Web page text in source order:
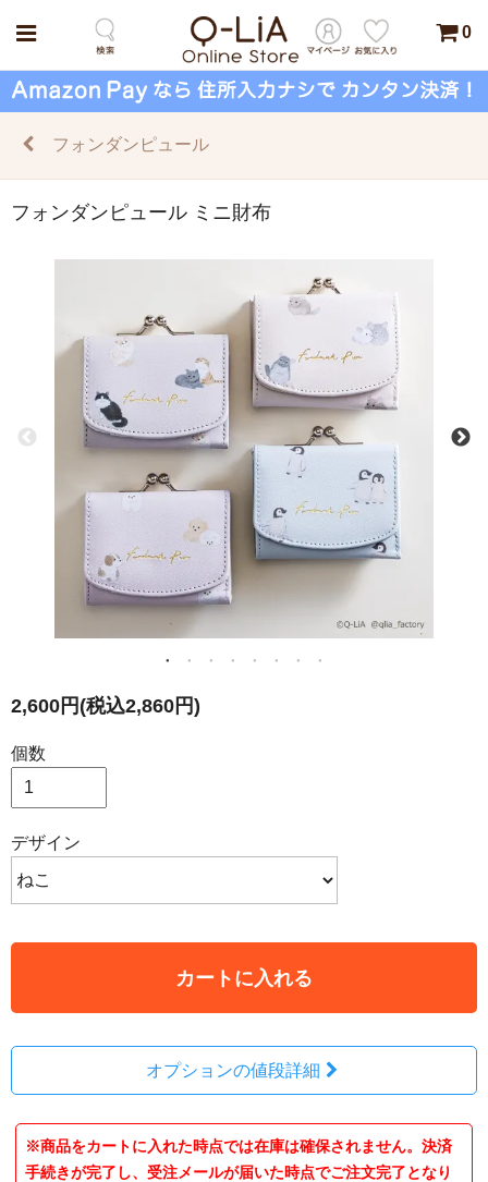
0
フォンダンピュール
フォンダンピュール ミニ財布
2,600円(税込2,860円)
個数
デザイン
カートに入れる
オプションの値段詳細
※商品をカートに入れた時点では在庫は確保されません。決済
手続きが完了し、受注メールが届いた時点でご注文完了となり